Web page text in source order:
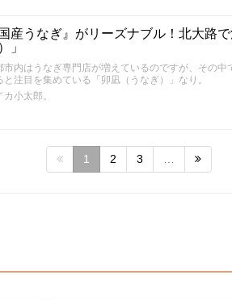
国産うなぎ』がリーズナブル！北大路
」
市内はうなぎ専門店が増えているのですが、その
と注目を集めている「卯凪（うなぎ）」なり。
カ小太郎。
1 2 3